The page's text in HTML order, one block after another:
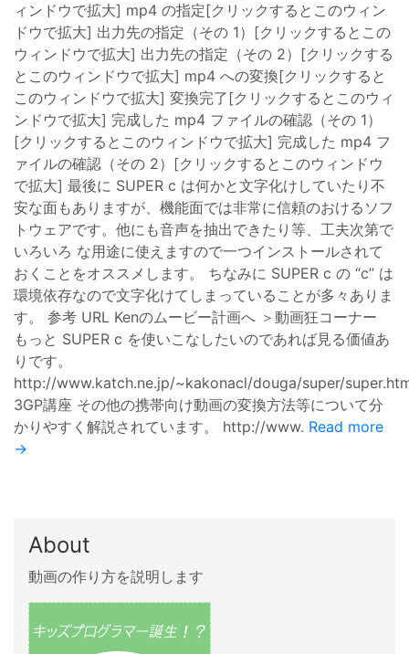
ィンドウで拡大] mp4 の指定[クリックするとこのウィン
ドウで拡大] 出力先の指定（その 1）[クリックするとこの
ウィンドウで拡大] 出力先の指定（その 2）[クリックする
とこのウィンドウで拡大] mp4 への変換[クリックすると
このウィンドウで拡大] 変換完了[クリックするとこのウィ
ンドウで拡大] 完成した mp4 ファイルの確認（その 1）
[クリックするとこのウィンドウで拡大] 完成した mp4 フ
ァイルの確認（その 2）[クリックするとこのウィンドウ
で拡大] 最後に SUPER c は何かと文字化けしていたり不
安な面もありますが、機能面では非常に信頼のおけるソフ
トウェアです。他にも音声を抽出できたり等、工夫次第で
いろいろ な用途に使えますので一つインストールされて
おくことをオススメします。 ちなみに SUPER c の “c” は
環境依存なので文字化けてしまっていることが多々ありま
す。 参考 URL Kenのムービー計画へ ＞動画狂コーナー
もっと SUPER c を使いこなしたいのであれば見る価値あ
りです。
http://www.katch.ne.jp/~kakonacl/douga/super/
3GP講座 その他の携帯向け動画の変換方法等について分
かりやすく解説されています。 http://www. Read more
→
About
動画の作り方を説明します